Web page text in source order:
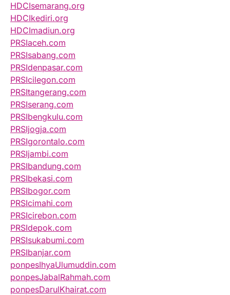
HDCIsemarang.org
HDCIkediri.org
HDCImadiun.org
PRSIaceh.com
PRSIsabang.com
PRSIdenpasar.com
PRSIcilegon.com
PRSItangerang.com
PRSIserang.com
PRSIbengkulu.com
PRSIjogja.com
PRSIgorontalo.com
PRSIjambi.com
PRSIbandung.com
PRSIbekasi.com
PRSIbogor.com
PRSIcimahi.com
PRSIcirebon.com
PRSIdepok.com
PRSIsukabumi.com
PRSIbanjar.com
ponpesIhyaUlumuddin.com
ponpesJabalRahmah.com
ponpesDarulKhairat.com